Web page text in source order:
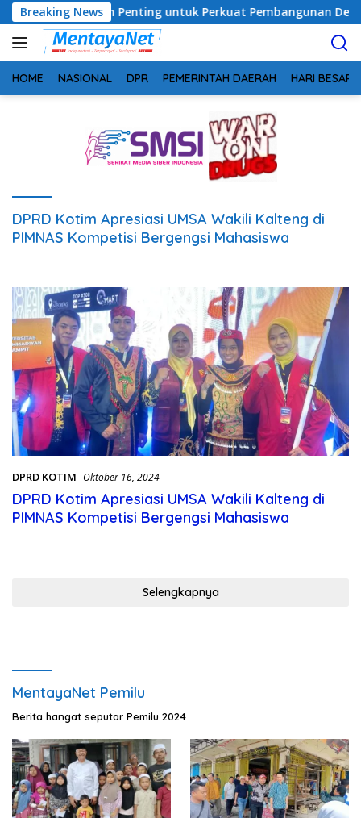
Langsung
ke
konten
Breaking NewsPenting untuk Perkuat Pembangunan Desa
HOME NASIONAL DPR PEMERINTAH DAERAH HARI BESAR
DPRD Kotim Apresiasi UMSA Wakili Kalteng di
PIMNAS Kompetisi Bergengsi Mahasiswa
DPRD KOTIM Oktober 16, 2024
DPRD Kotim Apresiasi UMSA Wakili Kalteng di
PIMNAS Kompetisi Bergengsi Mahasiswa
Selengkapnya
MentayaNet Pemilu
Berita hangat seputar Pemilu 2024